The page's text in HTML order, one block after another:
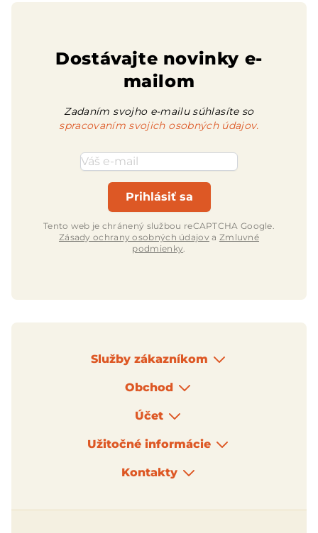
Dostávajte novinky e-
mailom
Zadaním svojho e-mailu súhlasíte so
spracovaním svojich osobných údajov.
Emailová adresa
Prihlásiť sa
Tento web je chránený službou reCAPTCHA Google.
Zásady ochrany osobných údajov a Zmluvné
podmienky.
Služby zákazníkom
Obchod
Účet
Užitočné informácie
Kontakty